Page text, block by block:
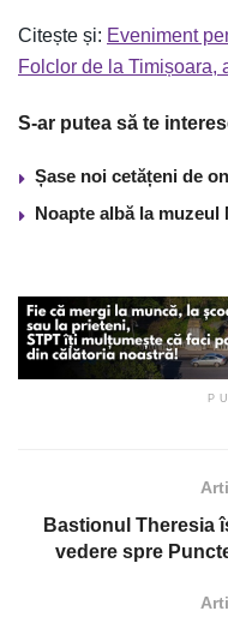
Citește și: Eveniment
Folclor de la Timișoara,
S-ar putea să te
Șase noi cetățeni de
Noapte albă la muzeul
Bastionul Theresia
vedere spre